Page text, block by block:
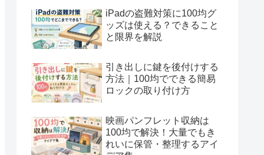
iPadの盗難対策に100均グ
ッズは使える？できること
と限界を解説
引き出しに鍵を後付けする
方法｜100均でできる簡易
ロックの取り付け方
映画パンフレット収納は
100均で解決！大量でもき
れいに保管・整理するアイ